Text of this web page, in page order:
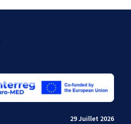
29 Juillet 2026